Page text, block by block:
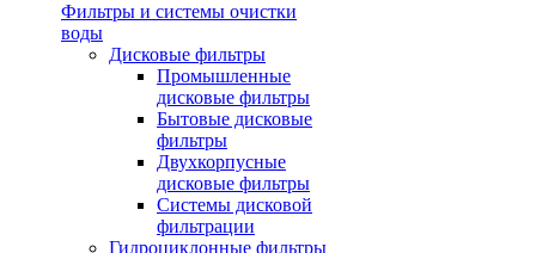
Фильтры и системы очистки
воды
Дисковые фильтры
Промышленные
дисковые фильтры
Бытовые дисковые
фильтры
Двухкорпусные
дисковые фильтры
Системы дисковой
фильтрации
Гидроциклонные фильтры